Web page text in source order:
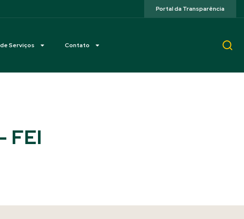
Portal da Transparência
Serviços Contato
FEI